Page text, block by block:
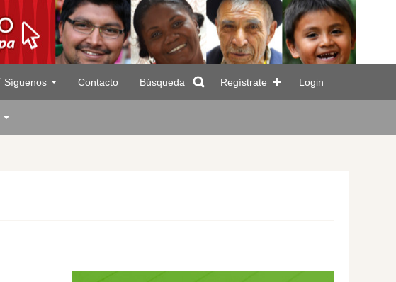
Síguenos Contacto Búsqueda Regístrate Login